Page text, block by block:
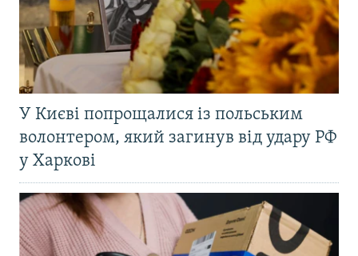
У Києві попрощалися із польським
волонтером, який загинув від удару РФ
у Харкові